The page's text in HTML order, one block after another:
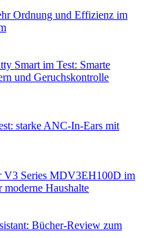
Ordnung und Effizienz im
Smart im Test: Smarte
und Geruchskontrolle
starke ANC-In-Ears mit
V3 Series MDV3EH100D im
Haushalte
Bücher-Review zum